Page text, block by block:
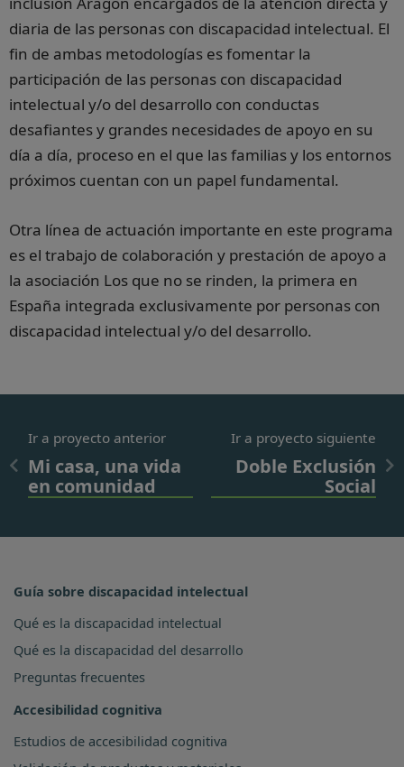
diaria de las personas con discapacidad intelectual. El
fin de ambas metodologías es fomentar la
participación de las personas con discapacidad
intelectual y/o del desarrollo con conductas
desafiantes y grandes necesidades de apoyo en su
día a día, proceso en el que las familias y los entornos
próximos cuentan con un papel fundamental.
Otra línea de actuación importante en este programa
es el trabajo de colaboración y prestación de apoyo a
la asociación Los que no se rinden, la primera en
España integrada exclusivamente por personas con
discapacidad intelectual y/o del desarrollo.
Ir a proyecto anterior
Mi casa, una vida
en comunidad
Ir a proyecto siguiente
Doble Exclusión
Social
Guía sobre discapacidad intelectual
Qué es la discapacidad intelectual
Qué es la discapacidad del desarrollo
Preguntas frecuentes
Accesibilidad cognitiva
Estudios de accesibilidad cognitiva